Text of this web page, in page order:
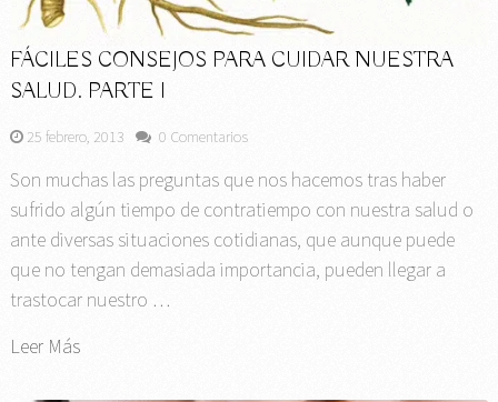
FÁCILES CONSEJOS PARA CUIDAR NUESTRA
SALUD. PARTE I
25 febrero, 2013 0 Comentarios
Son muchas las preguntas que nos hacemos tras haber
sufrido algún tiempo de contratiempo con nuestra salud o
ante diversas situaciones cotidianas, que aunque puede
que no tengan demasiada importancia, pueden llegar a
trastocar nuestro …
Leer Más